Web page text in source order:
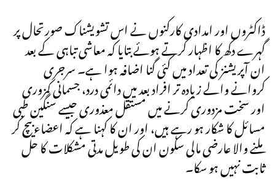
ڈاکٹروں اور امدادی کارکنوں نے اس تشویشناک صورتحال پر
گہرے دکھ کا اظہار کرتے ہوئے بتایا کہ معاشی تباہی کے بعد
ان آپریشنز کی تعداد میں کئی گنا اضافہ ہوا ہے۔ سرجری
کروانے والے زیادہ تر افراد بعد میں دائمی درد، جسمانی کمزوری
اور سخت مزدوری کرنے میں مستقل معذوری جیسے سنگین طبی
مسائل کا شکار ہو رہے ہیں، اور ان کا کہنا ہے کہ اعضاء بیچ کر
ملنے والا عارضی مالی سکون ان کی طویل مدتی مشکلات کا حل
ثابت نہیں ہو سکا۔